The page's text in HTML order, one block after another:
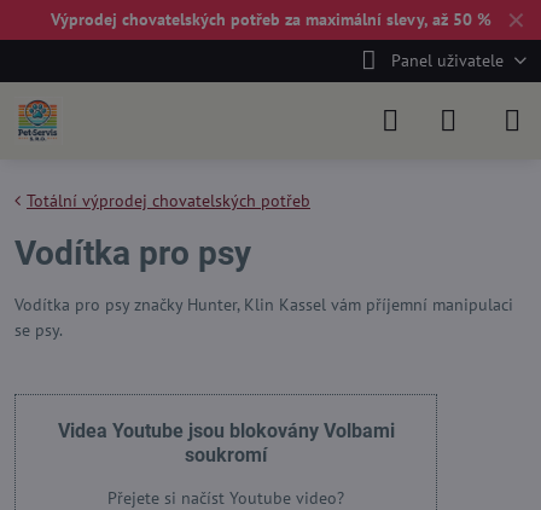
✕
Výprodej chovatelských potřeb za maximální slevy, až 50 %
Panel uživatele
Totální výprodej chovatelských potřeb
Vodítka pro psy
Vodítka pro psy značky Hunter, Klin Kassel vám příjemní manipulaci
se psy.
Videa Youtube jsou blokovány Volbami
soukromí
Přejete si načíst Youtube video?